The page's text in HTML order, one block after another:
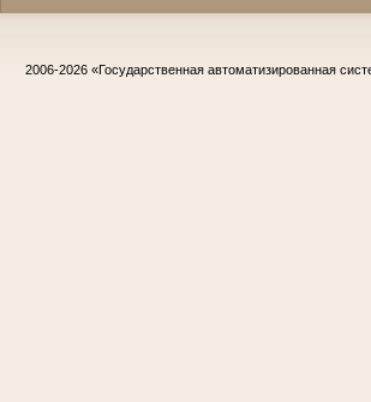
2006-2026 «Государственная автоматизированная